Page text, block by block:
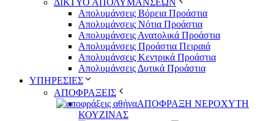
ΔΙΚΤΥΟ ΑΠΟΛΥΜΑΝΣΕΩΝ
Απολυμάνσεις Βόρεια Προάστια
Απολυμάνσεις Νότια Προάστια
Απολυμάνσεις Ανατολικά Προάστια
Απολυμάνσεις Προάστια Πειραιά
Απολυμάνσεις Κεντρικά Προάστια
Απολυμάνσεις Δυτικά Προάστια
ΥΠΗΡΕΣΙΕΣ
ΑΠΟΦΡΑΞΕΙΣ
ΑΠΟΦΡΑΞΗ ΝΕΡΟΧΥΤΗ
ΚΟΥΖΙΝΑΣ